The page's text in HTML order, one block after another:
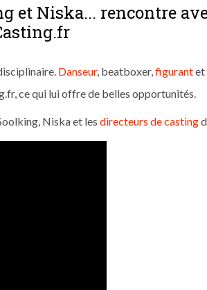
et Niska... rencontre
Danseur, beatboxer,figurantet
ce qui lui offre de belles opportunités.
Niska et les directeurs de casting